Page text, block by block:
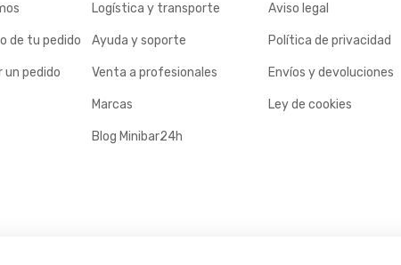
Logística y transporte
de tu pedido Ayuda y soporte
un pedido Venta a profesionales
Marcas
Blog Minibar24h
Aviso legal
Política de privacidad
Envíos y devoluciones
Ley de cookies